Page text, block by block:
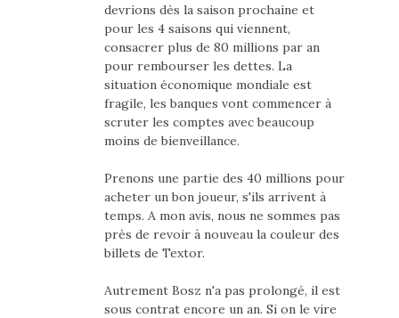
devrions dès la saison prochaine et
pour les 4 saisons qui viennent,
consacrer plus de 80 millions par an
pour rembourser les dettes. La
situation économique mondiale est
fragile, les banques vont commencer à
scruter les comptes avec beaucoup
moins de bienveillance.
Prenons une partie des 40 millions pour
acheter un bon joueur, s'ils arrivent à
temps. A mon avis, nous ne sommes pas
près de revoir à nouveau la couleur des
billets de Textor.
Autrement Bosz n'a pas prolongé, il est
sous contrat encore un an. Si on le vire